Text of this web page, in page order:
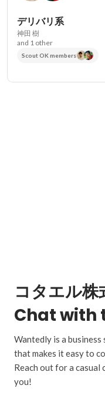
デリバリ系
神田 樹
and 1 other
Scout OK members
コタエル株
Chat with
Wantedly is a
that makes it easy to
Reach out for a
you!